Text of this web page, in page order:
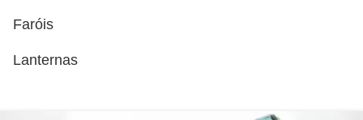
Faróis
Lanternas
s